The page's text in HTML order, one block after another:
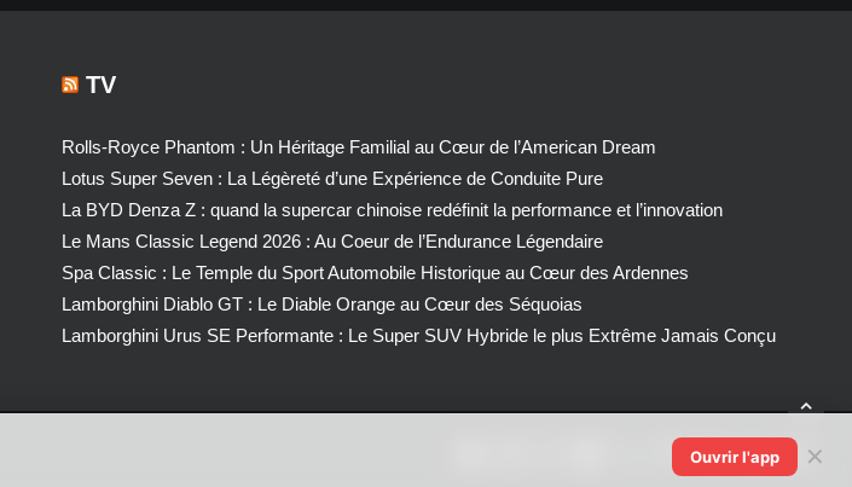
TV
Rolls-Royce Phantom : Un Héritage Familial au Cœur de l’American Dream
Lotus Super Seven : La Légèreté d’une Expérience de Conduite Pure
La BYD Denza Z : quand la supercar chinoise redéfinit la performance et l’innovation
Le Mans Classic Legend 2026 : Au Coeur de l’Endurance Légendaire
Spa Classic : Le Temple du Sport Automobile Historique au Cœur des Ardennes
Lamborghini Diablo GT : Le Diable Orange au Cœur des Séquoias
Lamborghini Urus SE Performante : Le Super SUV Hybride le plus Extrême Jamais Conçu
Ouvrir l'app ✕